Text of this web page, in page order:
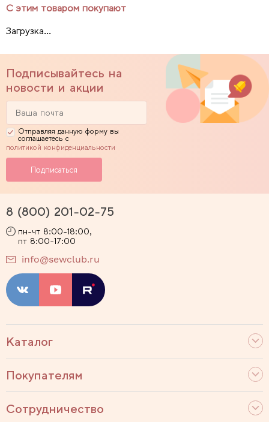
С этим товаром покупают
Загрузка...
Подписывайтесь на
новости и акции
Отправляя данную форму вы
соглашаетесь с
политикой конфиденциальности
Каталог
Покупателям
Сотрудничество
8 (800) 201-02-75
пн-чт 8:00-18:00,
пт 8:00-17:00
info@sewclub.ru